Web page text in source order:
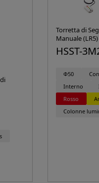
Torretta di
Manuale (LR5)
HSST-
Φ50
Interno
Rosso
Colonne